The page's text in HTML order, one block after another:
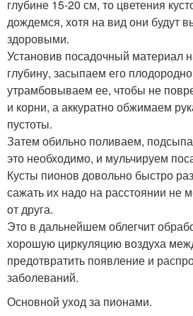
глубине 15-20 см, то цветения
дождемся, хотя на вид они будут
здоровыми.
Установив посадочный материал
глубину, засыпаем его
утрамбовываем ее, чтобы не
и корни, а аккуратно обжимаем
пустоты.
Затем обильно поливаем,
это необходимо, и мульчируем
Кусты пионов довольно быстро
сажать их надо на расстоянии не
от друга.
Это в дальнейшем облегчит
хорошую циркуляцию воздуха
предотвратить появление и
заболеваний.
Основной уход за пионами.